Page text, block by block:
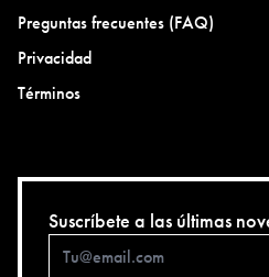
Preguntas frecuentes (FAQ)
Privacidad
Términos
Suscríbete a las últimas